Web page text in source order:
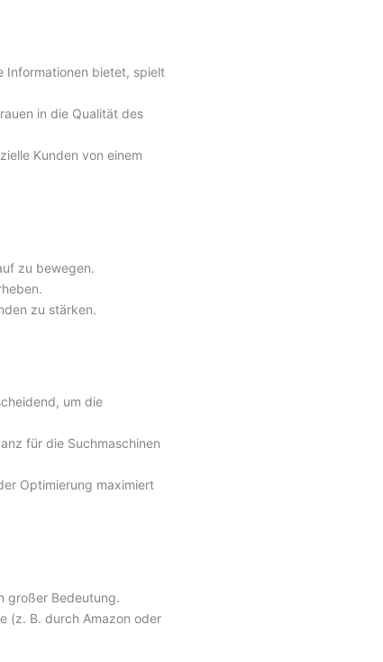
Informationen bietet, spielt
in die Qualität des
Kunden von einem
zu bewegen.
zu stärken.
um die
für die Suchmaschinen
Optimierung maximiert
großer Bedeutung.
(z. B. durch Amazon oder